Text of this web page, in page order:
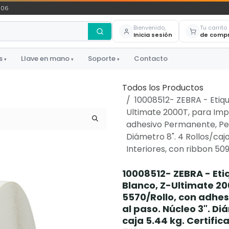
Bienvenido,
Inicia sesión
Tu carrito
de
▾ Llave en mano ▾ Soporte ▾ Contacto
Todos los Productos
10008512- ZEBRA -
Ultimate 2000T, para
adhesivo Permanente,
Diámetro 8". 4 Rollos/
Interiores, con ribbon
10008512- ZEBRA -
Blanco, Z-Ultimate
5570/Rollo, con
al paso. Núcleo 3".
caja 5.44 kg.